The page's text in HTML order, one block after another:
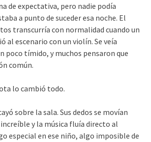
de expectativa, pero nadie podía
a punto de suceder esa noche. El
transcurría con normalidad cuando un
al escenario con un violín. Se veía
poco tímido, y muchos pensaron que
común.
lo cambió todo.
sobre la sala. Sus dedos se movían
y la música fluía directo al
especial en ese niño, algo imposible de